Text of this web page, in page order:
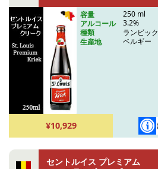
容量
250 ml
アルコール
3.2%
種類
ランビック
生産地
ベルギー
¥10,929
セントルイス プレミアム